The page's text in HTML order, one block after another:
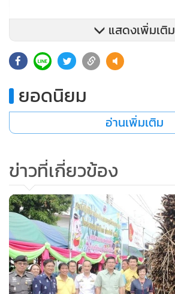
แสดงเพิ่มเติม
ยอดนิยม
อ่านเพิ่มเติม
ข่าวที่เกี่ยวข้อง